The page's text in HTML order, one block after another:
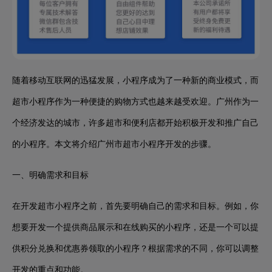
随着移动互联网的迅猛发展，小程序成为了一种新的商业模式，而
超市小程序作为一种便捷的购物方式也越来越受欢迎。广州作为一
个经济发达的城市，许多超市和便利店都开始积极开发和推广自己
的小程序。本文将介绍广州市超市小程序开发的步骤。
一、明确需求和目标
在开发超市小程序之前，首先要明确自己的需求和目标。例如，你
想要开发一个提供商品展示和在线购买的小程序，还是一个可以提
供积分兑换和优惠券领取的小程序？根据需求的不同，你可以调整
开发的重点和功能。